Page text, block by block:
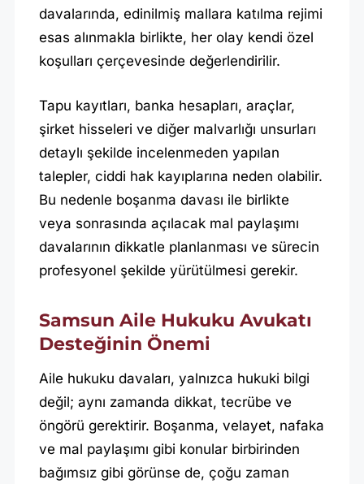
davalarında, edinilmiş mallara katılma rejimi
esas alınmakla birlikte, her olay kendi özel
koşulları çerçevesinde değerlendirilir.
Tapu kayıtları, banka hesapları, araçlar,
şirket hisseleri ve diğer malvarlığı unsurları
detaylı şekilde incelenmeden yapılan
talepler, ciddi hak kayıplarına neden olabilir.
Bu nedenle boşanma davası ile birlikte
veya sonrasında açılacak mal paylaşımı
davalarının dikkatle planlanması ve sürecin
profesyonel şekilde yürütülmesi gerekir.
Samsun Aile Hukuku Avukatı
Desteğinin Önemi
Aile hukuku davaları, yalnızca hukuki bilgi
değil; aynı zamanda dikkat, tecrübe ve
öngörü gerektirir. Boşanma, velayet, nafaka
ve mal paylaşımı gibi konular birbirinden
bağımsız gibi görünse de, çoğu zaman